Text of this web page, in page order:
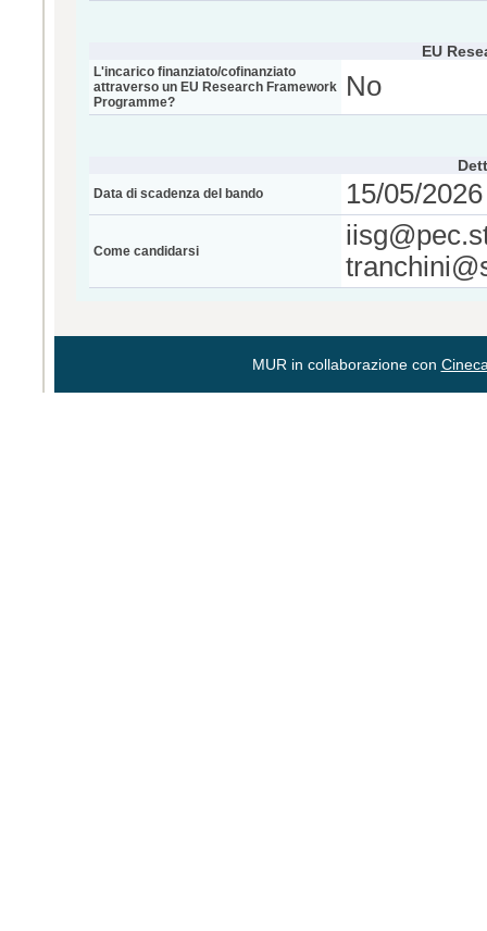
EU
L'incarico finanziato/cofinanziato
attraverso un EU Research Framework
Programme?
No
Data di scadenza del bando 15/05/
Come candidarsi
MUR in collaborazione con